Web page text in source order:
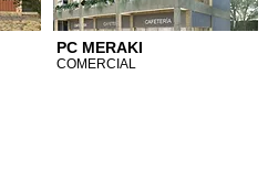
PC MERAKI
COMERCIAL